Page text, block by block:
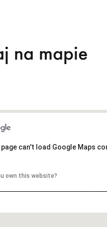
na mapie
page can't load Google Maps
own this website?